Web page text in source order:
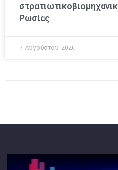
Ρωσίας
7 Αυγούστου, 2026